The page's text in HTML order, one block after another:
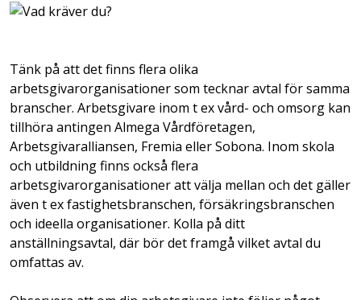
Tänk på att det finns flera olika
arbetsgivarorganisationer som tecknar avtal för samma
branscher. Arbetsgivare inom t ex vård- och omsorg kan
tillhöra antingen Almega Vårdföretagen,
Arbetsgivaralliansen, Fremia eller Sobona. Inom skola
och utbildning finns också flera
arbetsgivarorganisationer att välja mellan och det gäller
även t ex fastighetsbranschen, försäkringsbranschen
och ideella organisationer. Kolla på ditt
anställningsavtal, där bör det framgå vilket avtal du
omfattas av.